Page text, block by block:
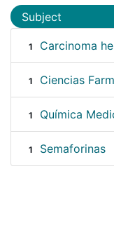
Subject
1 Carcinoma
1 Ciencias
1 Química
1 Semaforinas